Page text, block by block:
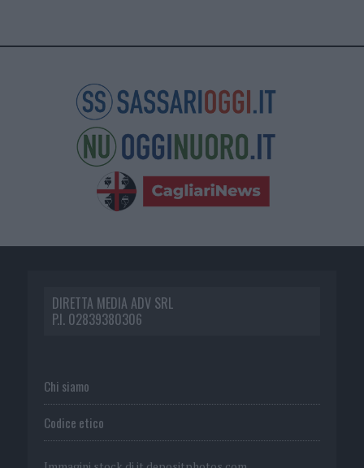
DIRETTA MEDIA ADV SRL
P.I. 02839380306
Chi siamo
Codice etico